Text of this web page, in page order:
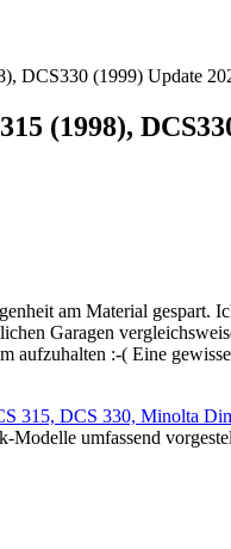
DCS330 (1999) Update
(1998),
am Material gespart.
Garagen
aufzuhalten :-( Eine
315, DCS 330, Minolta
Modelle umfassend